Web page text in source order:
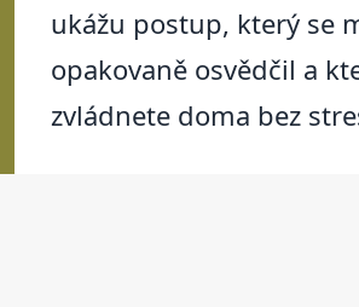
ukážu postup, který se
opakovaně osvědčil a
zvládnete doma bez